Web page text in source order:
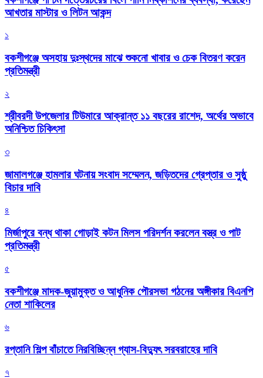
আখতার মাস্টার ও লিটন আকন্দ
১
বকশীগঞ্জে অসহায় দুঃস্থদের মাঝে শুকনো খাবার ও চেক বিতরণ করেন
প্রতিমন্ত্রী
২
শ্রীবরদী উপজেলার টিউমারে আক্রান্ত ১১ বছরের রাশেদ, অর্থের অভাবে
অনিশ্চিত চিকিৎসা
৩
জামালগঞ্জে হামলার ঘটনায় সংবাদ সম্মেলন, জড়িতদের গ্রেপ্তার ও সুষ্ঠু
বিচার দাবি
৪
মির্জাপুরে বন্ধ থাকা গোড়াই কটন মিলস পরিদর্শন করলেন বস্ত্র ও পাট
প্রতিমন্ত্রী
৫
বকশীগঞ্জে মাদক-জুয়ামুক্ত ও আধুনিক পৌরসভা গঠনের অঙ্গীকার বিএনপি
নেতা শাকিলের
৬
রপ্তানি শিল্প বাঁচাতে নিরবিচ্ছিন্ন গ্যাস-বিদ্যুৎ সরবরাহের দাবি
৭